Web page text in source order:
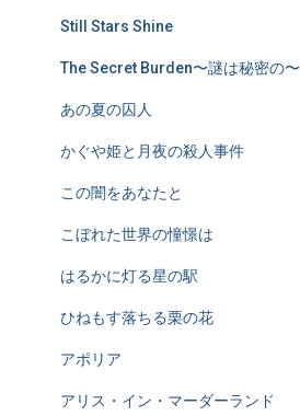
Still Stars Shine
The Secret Burden〜謎は秘密の〜
あの夏の囚人
かぐや姫と月夜の殺人事件
この闇をあなたと
こぼれた世界の憧憬は
はるかに灯る星の駅
ひねもす落ちる栗の花
アポリア
アリス・イン・マーダーランド